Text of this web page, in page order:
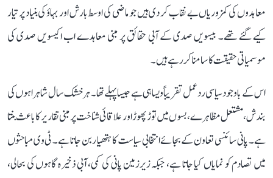
معاہدوں کی کمزوریاں بے نقاب کر دی ہیں جو ماضی کی اوسط بارش اور بہاؤ کی بنیاد پر تیار
کیے گئے تھے۔ بیسویں صدی کے آبی حقائق پر مبنی معاہدے اب اکیسویں صدی کی
موسمیاتی حقیقت کا سامنا کر رہے ہیں۔
اس کے باوجود سیاسی ردعمل تقریباً ویسا ہی ہے جیسا پہلے تھا۔ ہر خشک سال شاہراہوں کی
بندش، مشتعل مظاہرے، بسوں میں توڑ پھوڑ اور علاقائی شناخت پر مبنی تقاریر کا باعث بنتا
ہے۔ پانی سائنسی تعاون کے بجائے انتخابی سیاست کا ہتھیار بن جاتا ہے۔ ٹی وی مباحثوں
میں تصادم کو نمایاں کیا جاتا ہے، جبکہ زیرزمین پانی کی کمی، آبی ذخیرہ گاہوں کی بحالی،